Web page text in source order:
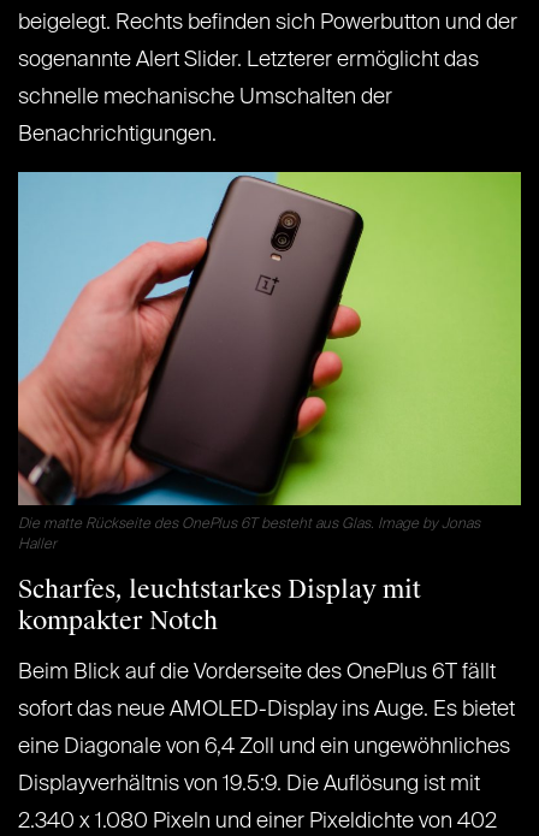
beigelegt. Rechts befinden sich Powerbutton und der
sogenannte Alert Slider. Letzterer ermöglicht das
schnelle mechanische Umschalten der
Benachrichtigungen.
Die matte Rückseite des OnePlus 6T besteht aus Glas. Image by Jonas
Haller
Scharfes, leuchtstarkes Display mit
kompakter Notch
Beim Blick auf die Vorderseite des OnePlus 6T fällt
sofort das neue AMOLED-Display ins Auge. Es bietet
eine Diagonale von 6,4 Zoll und ein ungewöhnliches
Displayverhältnis von 19.5:9. Die Auflösung ist mit
2.340 x 1.080 Pixeln und einer Pixeldichte von 402